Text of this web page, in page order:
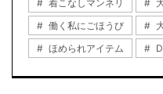
着こなしマンネリ
働く私にごほうび
ほめられアイテム